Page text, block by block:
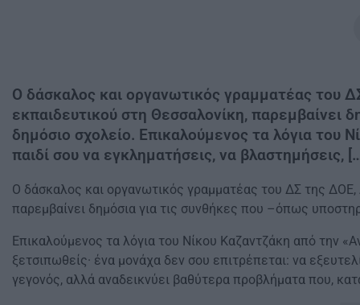
Ο δάσκαλος και οργανωτικός γραμματέας του
εκπαιδευτικού στη Θεσσαλονίκη, παρεμβαίνει
δημόσιο σχολείο. Επικαλούμενος τα λόγια του
παιδί σου να εγκληματήσεις, να βλαστημήσεις,
Ο δάσκαλος και οργανωτικός γραμματέας του ΔΣ της
παρεμβαίνει δημόσια για τις συνθήκες που –όπως
Επικαλούμενος τα λόγια του Νίκου Καζαντζάκη από την
ξετσιπωθείς· ένα μονάχα δεν σου επιτρέπεται: να
γεγονός, αλλά αναδεικνύει βαθύτερα προβλήματα που,